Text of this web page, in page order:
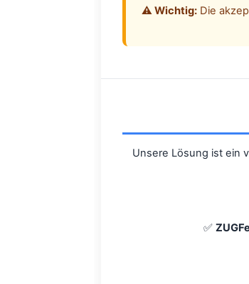
⚠️ Wichtig:Die
Unsere Lösung ist ein
✅